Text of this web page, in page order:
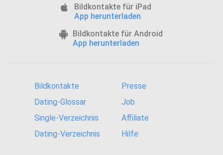
Bildkontakte für iPad
App herunterladen
Bildkontakte für Android
App herunterladen
Bildkontakte
Dating-Glossar
Single-Verzeichnis
Dating-Verzeichnis
Presse
Job
Affiliate
Hilfe